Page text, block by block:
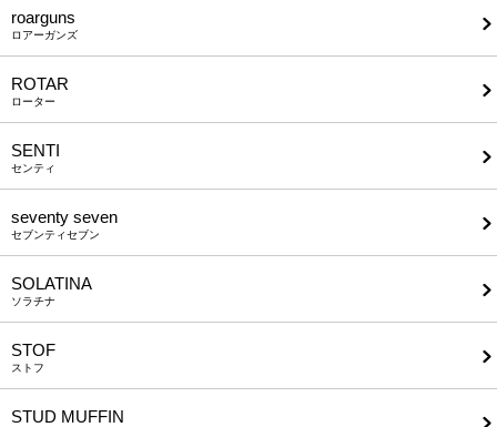
roarguns
ロアーガンズ
ROTAR
ローター
SENTI
センティ
seventy seven
セブンティセブン
SOLATINA
ソラチナ
STOF
ストフ
STUD MUFFIN